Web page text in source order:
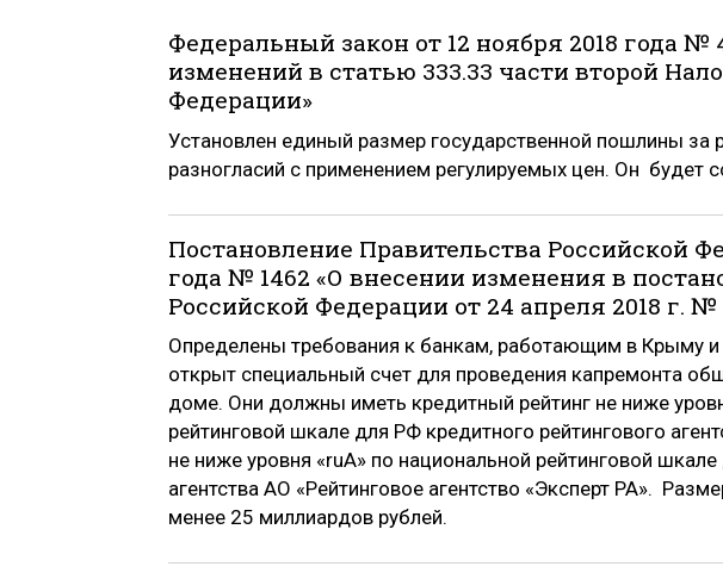
Федеральный закон от 12 ноября 2018 года №
изменений в статью 333.33 части второй
Федерации»
Установлен единый размер государственной пошлины за
разногласий с применением регулируемых цен. Он будет
Постановление Правительства Российской
года № 1462 «О внесении изменения в
Российской Федерации от 24 апреля 2018 г. №
Определены требования к банкам, работающим в Крыму
открыт специальный счет для проведения капремонта
доме. Они должны иметь кредитный рейтинг не ниже
рейтинговой шкале для РФ кредитного рейтингового
не ниже уровня «ruA» по национальной рейтинговой
агентства АО «Рейтинговое агентство «Эксперт РА».
менее 25 миллиардов рублей.